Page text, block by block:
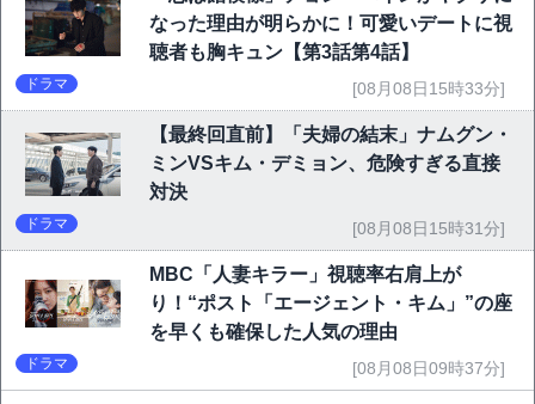
なった理由が明らかに！可愛いデートに視
聴者も胸キュン【第3話第4話】
ドラマ [08月08日15時33分]
【最終回直前】「夫婦の結末」ナムグン・
ミンVSキム・デミョン、危険すぎる直接
対決
ドラマ [08月08日15時31分]
MBC「人妻キラー」視聴率右肩上が
り！“ポスト「エージェント・キム」”の座
を早くも確保した人気の理由
ドラマ [08月08日09時37分]